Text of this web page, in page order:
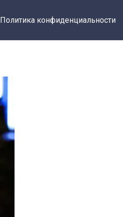
Политика конфиденциальности